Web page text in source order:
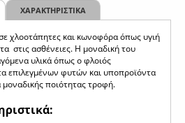
ΧΑΡΑΚΤΗΡΙΣΤΙΚΑ
χλοοτάπητες και κωνοφόρα όπως υγιή
στις ασθένειες. Η μοναδική του
υλικά όπως ο φλοιός
επιλεγμένων φυτών και υποπροϊόντα
ποιότητας τροφή.